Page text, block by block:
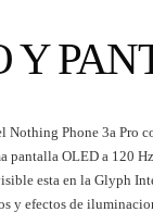
Y
Nothing Phone 3a Pro
pantalla OLED a 120
esta en la Glyph
y efectos de